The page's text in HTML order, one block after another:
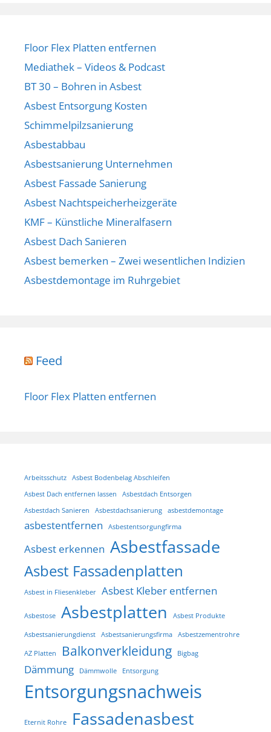
Floor Flex Platten entfernen
Mediathek – Videos & Podcast
BT 30 – Bohren in Asbest
Asbest Entsorgung Kosten
Schimmelpilzsanierung
Asbestabbau
Asbestsanierung Unternehmen
Asbest Fassade Sanierung
Asbest Nachtspeicherheizgeräte
KMF – Künstliche Mineralfasern
Asbest Dach Sanieren
Asbest bemerken – Zwei wesentlichen Indizien
Asbestdemontage im Ruhrgebiet
Feed
Floor Flex Platten entfernen
Arbeitsschutz
Asbest Bodenbelag Abschleifen
Asbest Dach entfernen lassen
Asbestdach Entsorgen
Asbestdach Sanieren
Asbestdachsanierung asbestdemontage
asbestentfernen Asbestentsorgungfirma
Asbest erkennen Asbestfassade
Asbest Fassadenplatten
Asbest in Fliesenkleber Asbest Kleber entfernen
Asbestose Asbestplatten Asbest Produkte
Asbestsanierungdienst Asbestsanierungsfirma Asbestzementrohre
AZ Platten Balkonverkleidung Bigbag
Dämmung Dämmwolle Entsorgung
Entsorgungsnachweis
Eternit Rohre Fassadenasbest